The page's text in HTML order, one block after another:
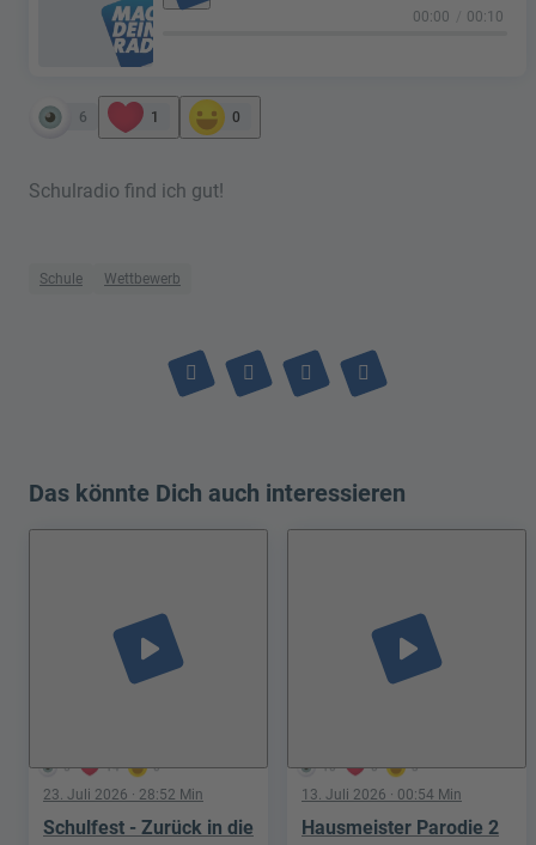
00:00 00:10
6 1 0
Schulradio find ich gut!
Schule Wettbewerb
Das könnte Dich auch interessieren
5 14 0
play_arrow
23. Juli 2026 · 28:52 Min
Schulfest - Zurück in die
10 0 3
play_arrow
13. Juli 2026 · 00:54 Min
Hausmeister Parodie 2